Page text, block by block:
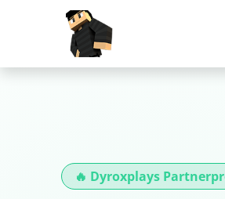
🔥 Dyroxplays